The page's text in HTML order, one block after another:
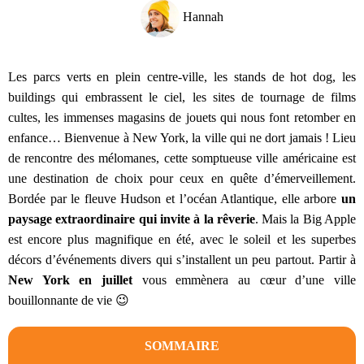
Hannah
Les parcs verts en plein centre-ville, les stands de hot dog, les
buildings qui embrassent le ciel, les sites de tournage de films
cultes, les immenses magasins de jouets qui nous font retomber en
enfance… Bienvenue à New York, la ville qui ne dort jamais ! Lieu
de rencontre des mélomanes, cette somptueuse ville américaine est
une destination de choix pour ceux en quête d’émerveillement.
Bordée par le fleuve Hudson et l’océan Atlantique, elle arbore un
paysage extraordinaire qui invite à la rêverie. Mais la Big Apple
est encore plus magnifique en été, avec le soleil et les superbes
décors d’événements divers qui s’installent un peu partout. Partir à
New York en juillet vous emmènera au cœur d’une ville
bouillonnante de vie 😉
SOMMAIRE